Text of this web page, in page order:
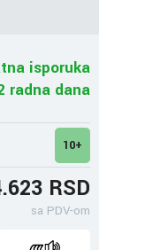
isporuka
radna dana
10+
RSD
sa PDV-om